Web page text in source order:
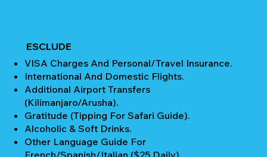
ESCLUDE
VISA Charges And Personal/Travel Insurance.
International And Domestic Flights.
Additional Airport Transfers
(Kilimanjaro/Arusha).
Gratitude (Tipping For Safari Guide).
Alcoholic & Soft Drinks.
Other Language Guide For
French/Spanish/Italian ($25 Daily).